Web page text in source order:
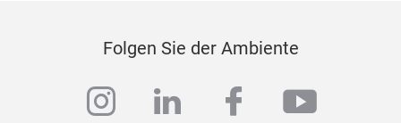
Folgen Sie der Ambiente
instagram
linkedinfacebook